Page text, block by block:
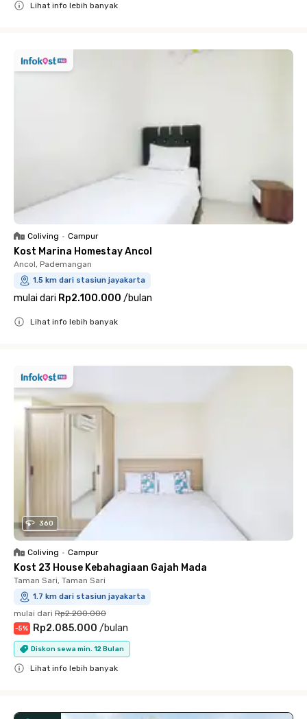
Lihat info lebih banyak
Coliving • Campur
Kost Marina Homestay Ancol
Ancol, Pademangan
1.5 km dari stasiun jayakarta
mulai dari Rp2.100.000 /bulan
Lihat info lebih banyak
360
Coliving • Campur
Kost 23 House Kebahagiaan Gajah Mada
Taman Sari, Taman Sari
1.7 km dari stasiun jayakarta
mulai dari Rp2.200.000
-5% Rp2.085.000 /bulan
Diskon sewa min. 12 Bulan
Lihat info lebih banyak